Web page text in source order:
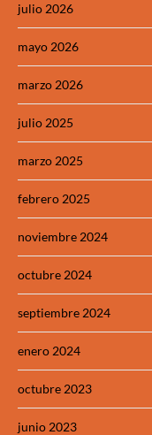
julio 2026
mayo 2026
marzo 2026
julio 2025
marzo 2025
febrero 2025
noviembre 2024
octubre 2024
septiembre 2024
enero 2024
octubre 2023
junio 2023